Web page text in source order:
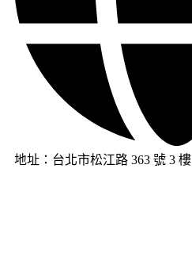
地址：台北市松江路 363 號 3 樓